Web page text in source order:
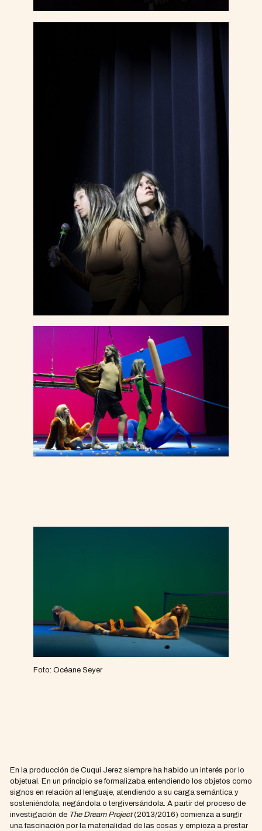
Foto: Océane Seyer
En la producción de Cuqui Jerez siempre ha habido un interés por lo
objetual. En un principio se formalizaba entendiendo los objetos como
signos en relación al lenguaje, atendiendo a su carga semántica y
sosteniéndola, negándola o tergiversándola. A partir del proceso de
investigación de The Dream Project(2013/2016) comienza a surgir
una fascinación por la materialidad de las cosas y empieza a prestar